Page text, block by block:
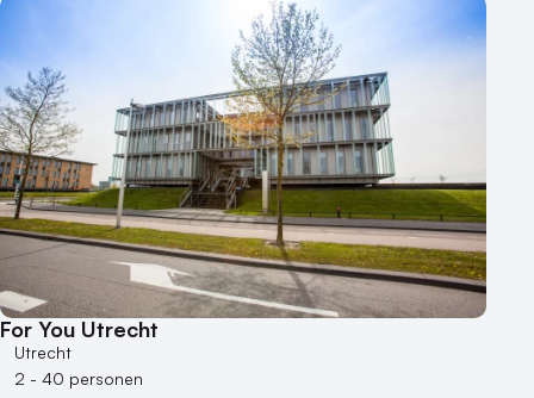
For You Utrecht
Utrecht
2 - 40 personen